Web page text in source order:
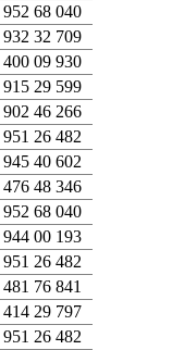
952 68 040
932 32 709
400 09 930
915 29 599
902 46 266
951 26 482
945 40 602
476 48 346
952 68 040
944 00 193
951 26 482
481 76 841
414 29 797
951 26 482